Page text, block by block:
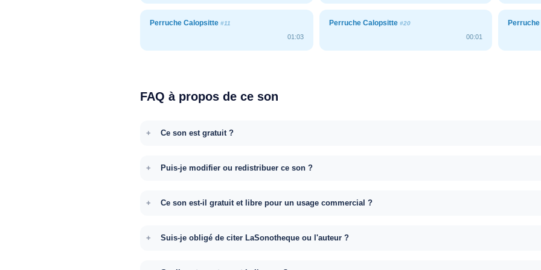
Perruche Calopsitte #11
01:03
Perruche Calopsitte #20
00:01
FAQ à propos de ce son
Ce son est gratuit ?
Puis-je modifier ou redistribuer ce son ?
Ce son est-il gratuit et libre pour un usage commercial ?
Suis-je obligé de citer LaSonotheque ou l'auteur ?